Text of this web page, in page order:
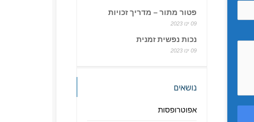
פטור מתור – מדריך זכויות
09 ינו 2023
נכות נפשית זמנית
09 ינו 2023
נושאים
אפוטרופסות